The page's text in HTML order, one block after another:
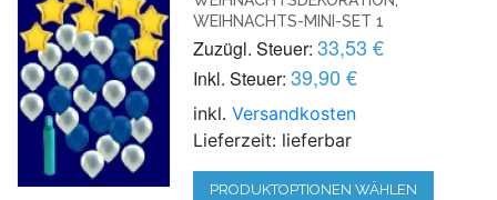
WEIHNACHTS-MINI-SET 1
Zuzügl. Steuer: 33,53 €
Inkl. Steuer: 39,90 €
inkl.Versandkosten
Lieferzeit: lieferbar
PRODUKTOPTIONEN WÄHLEN